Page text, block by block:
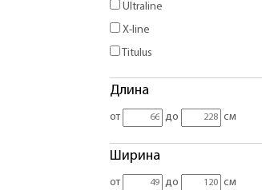
Ultraline
X-line
Titulus
Длина
от до см
Ширина
от до см